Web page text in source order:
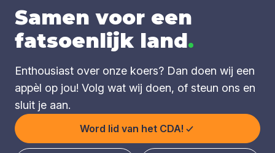
Samen voor een
fatsoenlijk land.
Enthousiast over onze koers? Dan doen wij een
appèl op jou! Volg wat wij doen, of steun ons en
sluit je aan.
Word lid van het CDA!